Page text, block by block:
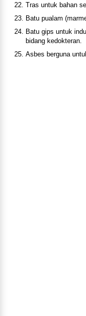
Tras untuk bahan
Batu pualam
Batu gips untuk
bidang kedokteran.
Asbes berguna